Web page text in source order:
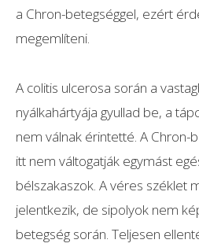
a Chron-betegséggel, ezért
megemlíteni.
A colitis ulcerosa során a
nyálkahártyája gyullad be, a
nem válnak érintetté. A Chron-
itt nem váltogatják egymást
bélszakaszok. A véres széklet
jelentkezik, de sipolyok nem
betegség során. Teljesen